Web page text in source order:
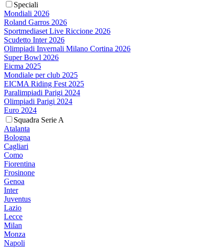
Speciali
Mondiali 2026
Roland Garros 2026
Sportmediaset Live Riccione 2026
Scudetto Inter 2026
Olimpiadi Invernali Milano Cortina 2026
Super Bowl 2026
Eicma 2025
Mondiale per club 2025
EICMA Riding Fest 2025
Paralimpiadi Parigi 2024
Olimpiadi Parigi 2024
Euro 2024
Squadra Serie A
Atalanta
Bologna
Cagliari
Como
Fiorentina
Frosinone
Genoa
Inter
Juventus
Lazio
Lecce
Milan
Monza
Napoli